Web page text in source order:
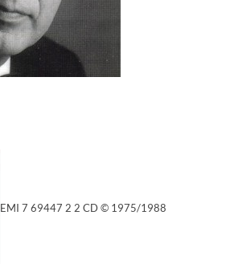
EMI 7 69447 2 2 CD © 1975/1988